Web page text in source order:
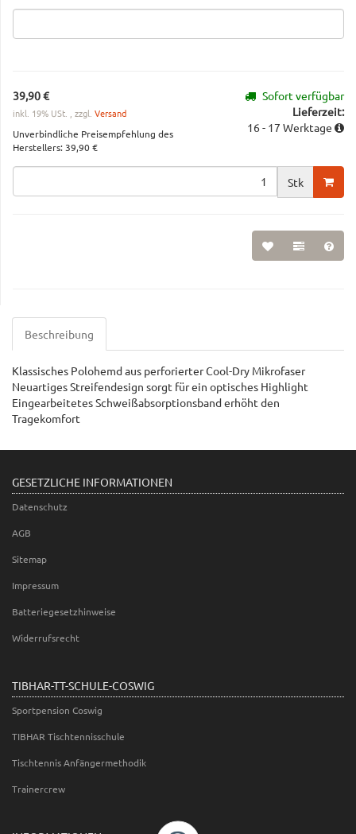
39,90 €
inkl. 19% USt. , zzgl. Versand
Unverbindliche Preisempfehlung des
Herstellers: 39,90 €
Sofort verfügbar
Lieferzeit:
16 - 17 Werktage
Stk
Beschreibung
Klassisches Polohemd aus perforierter Cool-Dry Mikrofaser
Neuartiges Streifendesign sorgt für ein optisches Highlight
Eingearbeitetes Schweißabsorptionsband erhöht den
Tragekomfort
GESETZLICHE INFORMATIONEN
Datenschutz
AGB
Sitemap
Impressum
Batteriegesetzhinweise
Widerrufsrecht
TIBHAR-TT-SCHULE-COSWIG
Sportpension Coswig
TIBHAR Tischtennisschule
Tischtennis Anfängermethodik
Trainercrew